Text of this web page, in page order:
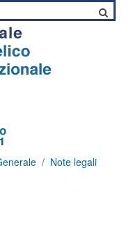
Note legali